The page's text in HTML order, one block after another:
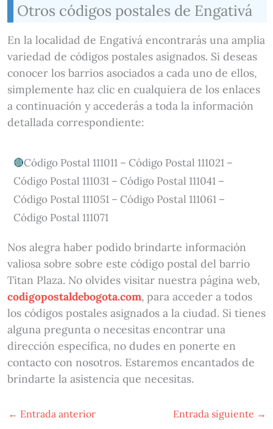
Otros códigos postales de Engativá
En la localidad de Engativá encontrarás una amplia
variedad de códigos postales asignados. Si deseas
conocer los barrios asociados a cada uno de ellos,
simplemente haz clic en cualquiera de los enlaces
a continuación y accederás a toda la información
detallada correspondiente:
Código Postal 111011 – Código Postal 111021 –
Código Postal 111031 – Código Postal 111041 –
Código Postal 111051 – Código Postal 111061 –
Código Postal 111071
Nos alegra haber podido brindarte información
valiosa sobre sobre este código postal del barrio
Titan Plaza. No olvides visitar nuestra página web,
codigopostaldebogota.com, para acceder a todos
los códigos postales asignados a la ciudad. Si tienes
alguna pregunta o necesitas encontrar una
dirección específica, no dudes en ponerte en
contacto con nosotros. Estaremos encantados de
brindarte la asistencia que necesitas.
← Entrada anterior Entrada siguiente →